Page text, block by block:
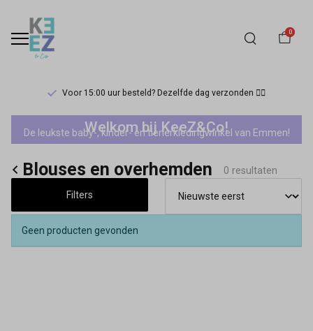
0
Voor 15:00 uur besteld? Dezelfde dag verzonden 🏃‍♀️
No
Way
Monday
jongens
blouses
Welkom bij KeeZ&Co!
De leukste baby-, kinder- en tienerkledingwinkel van Emmen!
Blouses en overhemden 0 resultaten
Filters
Geen producten gevonden